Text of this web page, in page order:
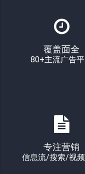
覆盖面全
80+主流广告
专注营销
信息流/搜索/视